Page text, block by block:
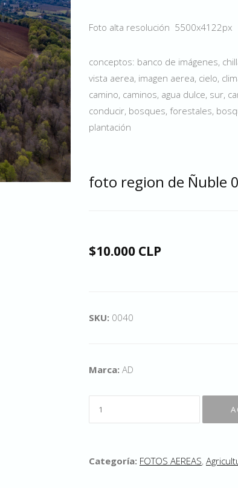
Foto alta resolución 5500x4122px
conceptos: banco de imágenes,
vista aerea, imagen aerea, cielo,
camino, caminos, agua dulce, sur,
conducir, bosques, forestales,
plantación
foto region de Ñuble
$10.000 CLP
SKU: 0040
Marca: AD
Categoría: FOTOS AEREAS,